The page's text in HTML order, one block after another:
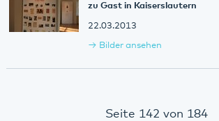
zu Gast in Kaiserslautern
22.03.2013
Bilder ansehen
Seite 142 von 184